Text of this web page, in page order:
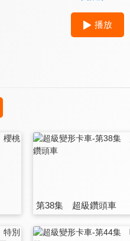
播放
第38集 超級鑽頭車